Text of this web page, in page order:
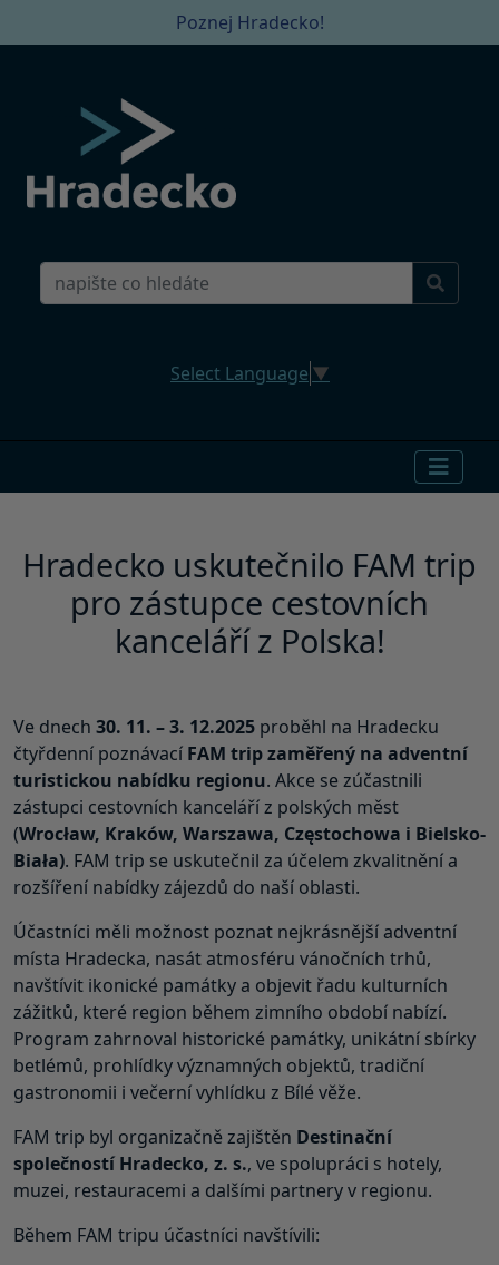
Poznej Hradecko!
Select Language ▼
Hradecko uskutečnilo FAM trip
pro zástupce cestovních
kanceláří z Polska!
Ve dnech 30. 11. – 3. 12.2025 proběhl na Hradecku
čtyřdenní poznávací FAM trip zaměřený na adventní
turistickou nabídku regionu. Akce se zúčastnili
zástupci cestovních kanceláří z polských měst
(Wrocław, Kraków, Warszawa, Częstochowa i Bielsko-
Biała). FAM trip se uskutečnil za účelem zkvalitnění a
rozšíření nabídky zájezdů do naší oblasti.
Účastníci měli možnost poznat nejkrásnější adventní
místa Hradecka, nasát atmosféru vánočních trhů,
navštívit ikonické památky a objevit řadu kulturních
zážitků, které region během zimního období nabízí.
Program zahrnoval historické památky, unikátní sbírky
betlémů, prohlídky významných objektů, tradiční
gastronomii i večerní vyhlídku z Bílé věže.
FAM trip byl organizačně zajištěn Destinační
společností Hradecko, z. s., ve spolupráci s hotely,
muzei, restauracemi a dalšími partnery v regionu.
Během FAM tripu účastníci navštívili: